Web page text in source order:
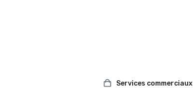
Services commerciaux